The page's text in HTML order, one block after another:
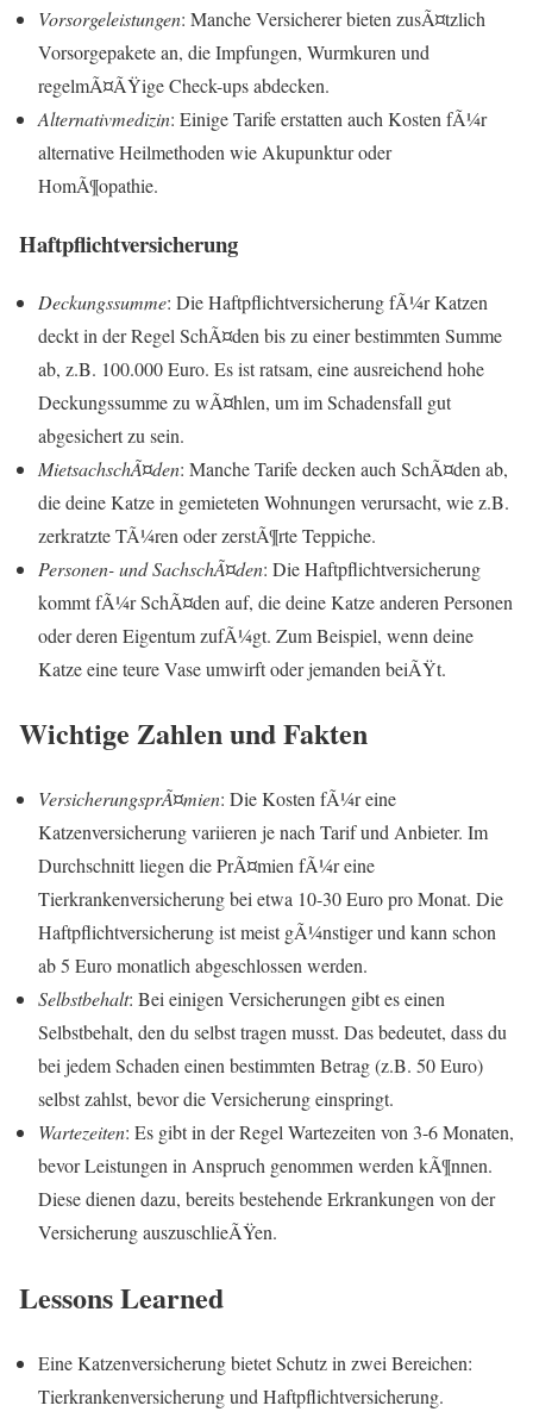
Vorsorgeleistungen: Manche Versicherer bieten zusÃ¤tzlich
Vorsorgepakete an, die Impfungen, Wurmkuren und
regelmÃ¤ÃŸige Check-ups abdecken.
Alternativmedizin: Einige Tarife erstatten auch Kosten fÃ¼r
alternative Heilmethoden wie Akupunktur oder
HomÃ¶opathie.
Haftpflichtversicherung
Deckungssumme: Die Haftpflichtversicherung fÃ¼r Katzen
deckt in der Regel SchÃ¤den bis zu einer bestimmten Summe
ab, z.B. 100.000 Euro. Es ist ratsam, eine ausreichend hohe
Deckungssumme zu wÃ¤hlen, um im Schadensfall gut
abgesichert zu sein.
MietsachschÃ¤den: Manche Tarife decken auch SchÃ¤den ab,
die deine Katze in gemieteten Wohnungen verursacht, wie z.B.
zerkratzte TÃ¼ren oder zerstÃ¶rte Teppiche.
Personen- und SachschÃ¤den: Die Haftpflichtversicherung
kommt fÃ¼r SchÃ¤den auf, die deine Katze anderen Personen
oder deren Eigentum zufÃ¼gt. Zum Beispiel, wenn deine
Katze eine teure Vase umwirft oder jemanden beiÃŸt.
Wichtige Zahlen und Fakten
VersicherungsprÃ¤mien: Die Kosten fÃ¼r eine
Katzenversicherung variieren je nach Tarif und Anbieter. Im
Durchschnitt liegen die PrÃ¤mien fÃ¼r eine
Tierkrankenversicherung bei etwa 10-30 Euro pro Monat. Die
Haftpflichtversicherung ist meist gÃ¼nstiger und kann schon
ab 5 Euro monatlich abgeschlossen werden.
Selbstbehalt: Bei einigen Versicherungen gibt es einen
Selbstbehalt, den du selbst tragen musst. Das bedeutet, dass du
bei jedem Schaden einen bestimmten Betrag (z.B. 50 Euro)
selbst zahlst, bevor die Versicherung einspringt.
Wartezeiten: Es gibt in der Regel Wartezeiten von 3-6 Monaten,
bevor Leistungen in Anspruch genommen werden kÃ¶nnen.
Diese dienen dazu, bereits bestehende Erkrankungen von der
Versicherung auszuschlieÃŸen.
Lessons Learned
Eine Katzenversicherung bietet Schutz in zwei Bereichen:
Tierkrankenversicherung und Haftpflichtversicherung.